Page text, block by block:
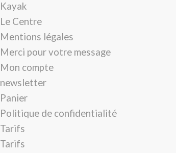
Kayak
Le Centre
Mentions légales
Merci pour votre message
Mon compte
newsletter
Panier
Politique de confidentialité
Tarifs
Tarifs